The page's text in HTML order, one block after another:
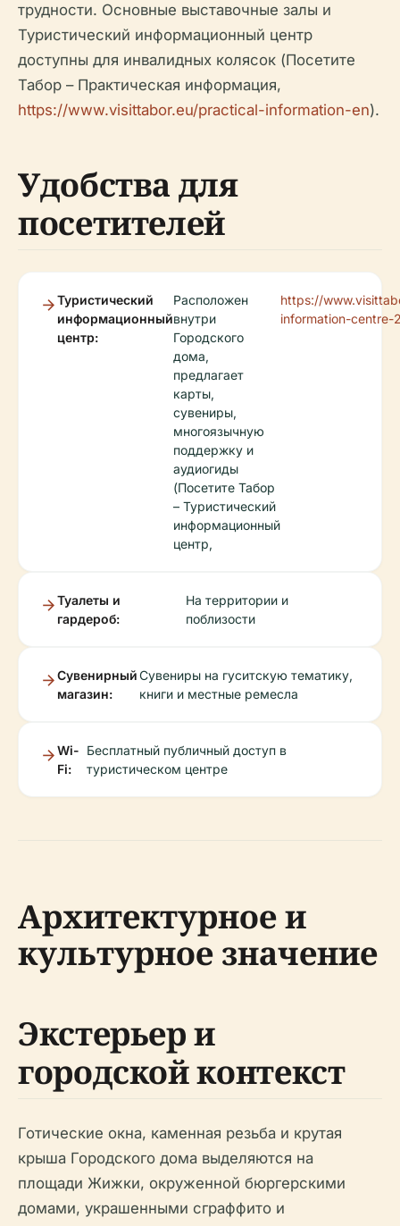
трудности. Основные выставочные залы и
Туристический информационный центр
доступны для инвалидных колясок (Посетите
Табор – Практическая информация,
https://www.visittabor.eu/practical-information-en).
Удобства для
посетителей
Туристический
информационный
центр:
Расположен
внутри
Городского
дома,
предлагает
карты,
сувениры,
многоязычную
поддержку и
аудиогиды
(Посетите Табор
– Туристический
информационный
центр,
https://
information-centre-
Туалеты и
гардероб:
На территории и
поблизости
Сувенирный
магазин:
Сувениры на гуситскую тематику,
книги и местные ремесла
Wi-
Fi:
Бесплатный публичный доступ в
туристическом центре
Архитектурное и
культурное значение
Экстерьер и
городской контекст
Готические окна, каменная резьба и крутая
крыша Городского дома выделяются на
площади Жижки, окруженной бюргерскими
домами, украшенными сграффито и